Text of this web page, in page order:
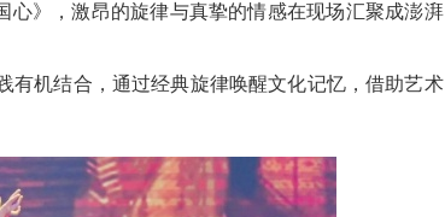
》，激昂的旋律与真挚的情感在现场汇聚成澎湃
有机结合，通过经典旋律唤醒文化记忆，借助艺术